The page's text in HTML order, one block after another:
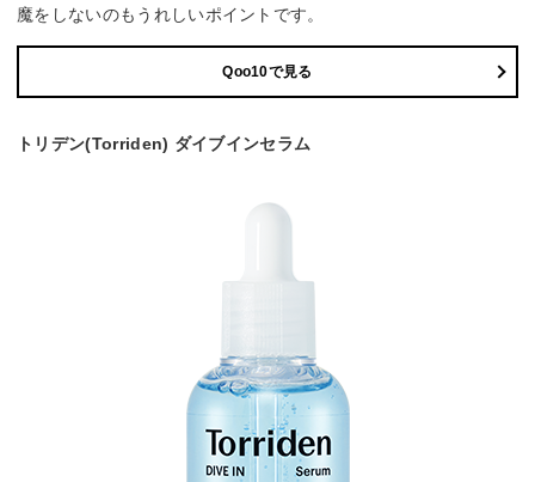
魔をしないのもうれしいポイントです。
Qoo10で見る
トリデン(Torriden) ダイブインセラム